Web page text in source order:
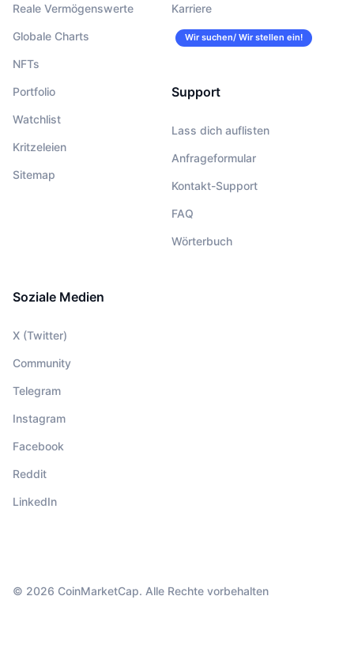
Reale Vermögenswerte
Globale Charts
NFTs
Portfolio
Watchlist
Kritzeleien
Sitemap
Karriere
Wir suchen/ Wir stellen ein!
Support
Lass dich auflisten
Anfrageformular
Kontakt-Support
FAQ
Wörterbuch
Soziale Medien
X (Twitter)
Community
Telegram
Instagram
Facebook
Reddit
LinkedIn
© 2026 CoinMarketCap. Alle Rechte vorbehalten